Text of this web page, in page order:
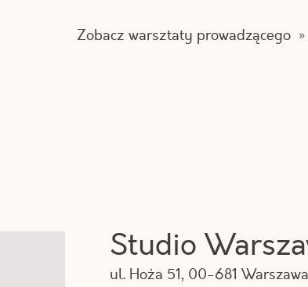
Zobacz warsztaty prowadzącego
Studio
ul. Hoża 51, 00-681 Warszawa